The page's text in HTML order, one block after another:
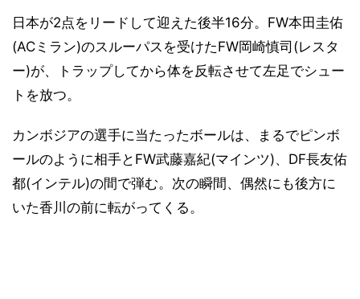
日本が2点をリードして迎えた後半16分。FW本田圭佑
(ACミラン)のスルーパスを受けたFW岡崎慎司(レスタ
ー)が、トラップしてから体を反転させて左足でシュー
トを放つ。
カンボジアの選手に当たったボールは、まるでピンボ
ールのように相手とFW武藤嘉紀(マインツ)、DF長友佑
都(インテル)の間で弾む。次の瞬間、偶然にも後方に
いた香川の前に転がってくる。